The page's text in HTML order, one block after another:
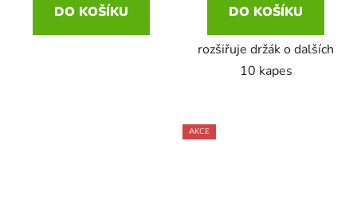
DO KOŠÍKU DO KOŠÍKU
rozšiřuje držák o dalších
10 kapes
AKCE